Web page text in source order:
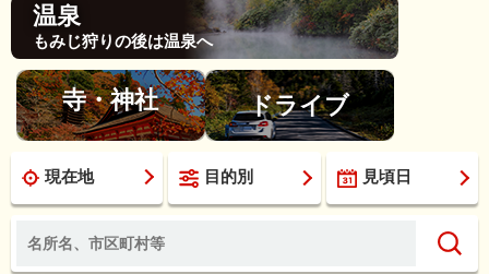
温泉
もみじ狩りの後は温泉へ
寺・神社 ドライブ
現在地 目的別 見頃日